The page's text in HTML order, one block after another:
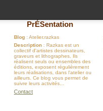
PrÉSentation
Blog : Atelier.razkas
Description : Razkas est un
collectif d'artistes dessinateurs,
graveurs et lithographes. Ils
réalisent seuls ou ensembles des
éditions, exposent régulièrement
leurs réalisations, dans l'atelier ou
ailleurs. Ce blog vous permet de
suivre leurs activités...
Contact